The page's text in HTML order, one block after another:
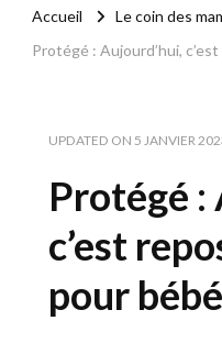
Accueil
Le coin des
Protégé : Aujourd’hui,
UPDATED ON 5 JANVIER
Protégé :
c’est
pour bébé